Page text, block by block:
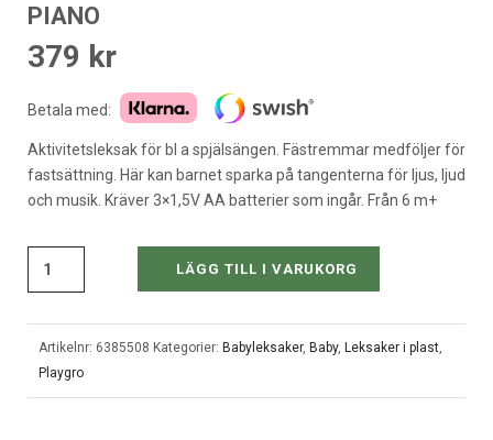
PIANO
379 kr
Betala med:
Aktivitetsleksak för bl a spjälsängen. Fästremmar medföljer för
fastsättning. Här kan barnet sparka på tangenterna för ljus, ljud
och musik. Kräver 3×1,5V AA batterier som ingår. Från 6 m+
LÄGG TILL I VARUKORG
Artikelnr: 6385508 Kategorier: Babyleksaker, Baby, Leksaker i plast
Playgro